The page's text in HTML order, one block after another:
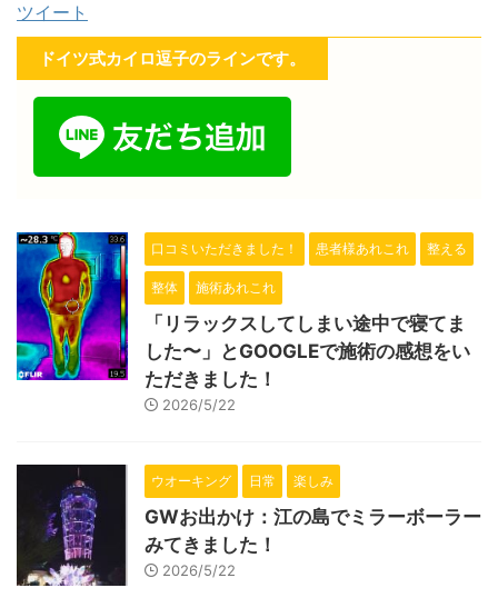
ツイート
ドイツ式カイロ逗子のラインです。
口コミいただきました！ 患者様あれこれ 整える
整体 施術あれこれ
「リラックスしてしまい途中で寝てま
した〜」とGOOGLEで施術の感想をい
ただきました！
2026/5/22
ウオーキング 日常 楽しみ
GWお出かけ：江の島でミラーボーラー
みてきました！
2026/5/22